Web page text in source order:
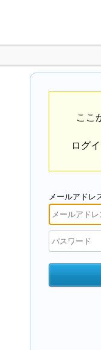
ここ
ログ
メールアドレ